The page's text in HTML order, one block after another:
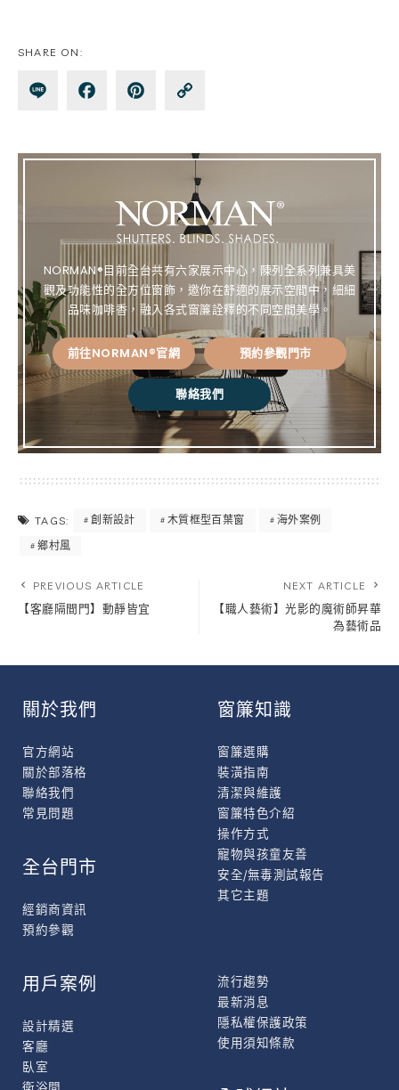
SHARE ON:
Lin Fa
ok
Pin
st k
NORMAN®目前全台共有六家展示中心，陳列全系列兼具美
觀及功能性的全方位窗飾，邀你在舒適的展示空間中，細細
品味咖啡香，融入各式窗簾詮釋的不同空間美學。
前往NORMAN®官網 預約參觀門市
聯絡我們
TAGS: 創新設計 木質框型百葉窗
海外案例
鄉村風
PREVIOUS ARTICLE
【客廳隔間門】動靜皆宜
NEXT ARTICLE
【職人藝術】光影的魔術師昇華
為藝術品
關於我們
官方網站
關於部落格
聯絡我們
常見問題
窗簾知識
窗簾選購
裝潢指南
清潔與維護
窗簾特色介紹
操作方式
寵物與孩童友善
安全/無毒測試報告
其它主題
全台門市
經銷商資訊
預約參觀
用戶案例
設計精選
客廳
臥室
衛浴間
流行趨勢
最新消息
隱私權保護政策
使用須知條款